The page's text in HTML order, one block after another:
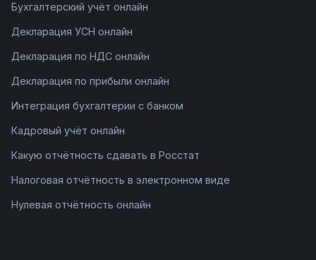
Бухгалтерский учёт онлайн
Декларация УСН онлайн
Декларация по НДС онлайн
Декларация по прибыли онлайн
Интеграция бухгалтерии с банком
Кадровый учёт онлайн
Какую отчётность сдавать в Росстат
Налоговая отчётность в электронном виде
Нулевая отчётность онлайн